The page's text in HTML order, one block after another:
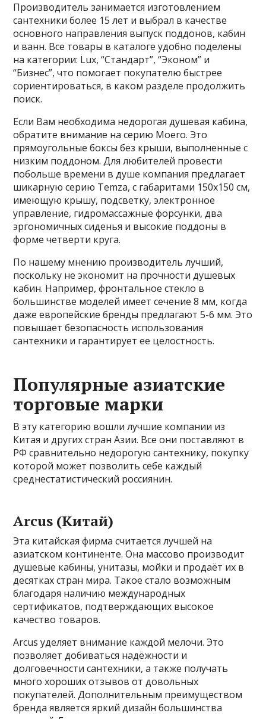
Производитель занимается изготовлением
сантехники более 15 лет и выбрал в качестве
основного направления выпуск поддонов, кабин
и ванн. Все товары в каталоге удобно поделены
на категории: Lux, “Стандарт”, “Эконом” и
“Бизнес”, что помогает покупателю быстрее
сориентироваться, в каком разделе продолжить
поиск.
Если Вам необходима недорогая душевая кабина,
обратите внимание на серию Moero. Это
прямоугольные боксы без крыши, выполненные с
низким поддоном. Для любителей провести
побольше времени в душе компания предлагает
шикарную серию Temza, с габаритами 150х150 см,
имеющую крышу, подсветку, электронное
управление, гидромассажные форсунки, два
эргономичных сиденья и высокие поддоны в
форме четверти круга.
По нашему мнению производитель лучший,
поскольку не экономит на прочности душевых
кабин. Например, фронтальное стекло в
большинстве моделей имеет сечение 8 мм, когда
даже европейские бренды предлагают 5-6 мм. Это
повышает безопасность использования
сантехники и гарантирует ее целостность.
Популярные азиатские
торговые марки
В эту категорию вошли лучшие компании из
Китая и других стран Азии. Все они поставляют в
РФ сравнительно недорогую сантехнику, покупку
которой может позволить себе каждый
среднестатистический россиянин.
Arcus (Китай)
Эта китайская фирма считается лучшей на
азиатском континенте. Она массово производит
душевые кабины, унитазы, мойки и продаёт их в
десятках стран мира. Такое стало возможным
благодаря наличию международных
сертификатов, подтверждающих высокое
качество товаров.
Arcus уделяет внимание каждой мелочи. Это
позволяет добиваться надёжности и
долговечности сантехники, а также получать
много хороших отзывов от довольных
покупателей. Дополнительным преимуществом
бренда является яркий дизайн большинства